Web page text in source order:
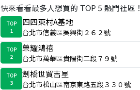
快來看看最多人想買的 TOP 5 熱門社區！
TOP
1
四四東村A基地
台北市信義區吳興街２６２號
TOP
2
榮耀鴻禧
台北市萬華區貴陽街二段７９號
TOP
3
劍橋世貿吉星
台北市松山區南京東路五段３３０號